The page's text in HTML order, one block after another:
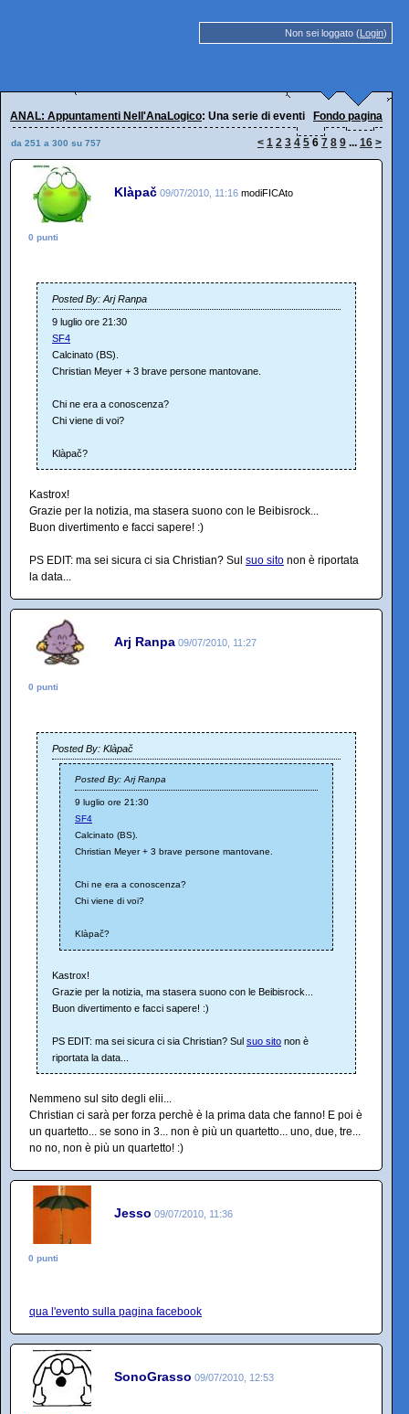
Non sei loggato (Login)
ANAL: Appuntamenti Nell'AnaLogico: Una serie di eventi interessanti
Fondo pagina
da 251 a 300 su 757 < 1 2 3 4 5 6 7 8 9 ... 16 >
Klàpač 09/07/2010, 11:16 modiFICAto
0 punti
Posted By: Arj Ranpa
9 luglio ore 21:30
SF4
Calcinato (BS).
Christian Meyer + 3 brave persone mantovane.
Chi ne era a conoscenza?
Chi viene di voi?
Klàpač?
Kastrox!
Grazie per la notizia, ma stasera suono con le Beibisrock...
Buon divertimento e facci sapere! :)
PS EDIT: ma sei sicura ci sia Christian? Sul suo sito non è riportata
la data...
Arj Ranpa 09/07/2010, 11:27
0 punti
Posted By: Klàpač
Posted By: Arj Ranpa
9 luglio ore 21:30
SF4
Calcinato (BS).
Christian Meyer + 3 brave persone mantovane.
Chi ne era a conoscenza?
Chi viene di voi?
Klàpač?
Kastrox!
Grazie per la notizia, ma stasera suono con le Beibisrock...
Buon divertimento e facci sapere! :)
PS EDIT: ma sei sicura ci sia Christian? Sul suo sito non è
riportata la data...
Nemmeno sul sito degli elii...
Christian ci sarà per forza perchè è la prima data che fanno! E poi è
un quartetto... se sono in 3... non è più un quartetto... uno, due, tre...
no no, non è più un quartetto! :)
Jesso 09/07/2010, 11:36
0 punti
qua l'evento sulla pagina facebook
SonoGrasso 09/07/2010, 12:53